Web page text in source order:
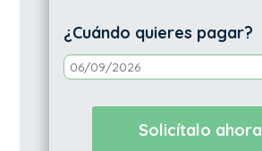
¿Cuándo quieres pagar?